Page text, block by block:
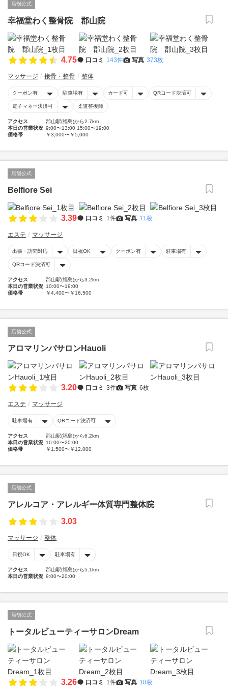
店舗公式
幸福堂わく整骨院 郡山院
4.75 口コミ 143件 写真 373枚
マッサージ 接骨・整骨 整体
クーポン有 駐車場有 カード可 QRコード決済可
電子マネー決済可 柔道整復師
アクセス
郡山駅(福島)から2.7km
本日の営業状況 9:00〜13:00 15:00〜19:00
価格帯
￥3,000〜￥5,000
店舗公式
Belfiore Sei
3.39 口コミ 1件 写真 11枚
エステ マッサージ
出張・訪問対応 日祝OK クーポン有 駐車場有
QRコード決済可
アクセス
郡山駅(福島)から3.2km
本日の営業状況 10:00〜19:00
価格帯
￥4,400〜￥16,500
店舗公式
アロマリンパサロンHauoli
3.20 口コミ 3件 写真 6枚
エステ マッサージ
駐車場有 QRコード決済可
アクセス
郡山駅(福島)から6.2km
本日の営業状況 10:00〜20:00
価格帯
￥1,500〜￥12,000
店舗公式
アレルコア・アレルギー体質専門整体院
3.03
マッサージ 整体
日祝OK 駐車場有
アクセス
郡山駅(福島)から5.1km
本日の営業状況 9:00〜20:00
店舗公式
トータルビューティーサロンDream
3.26 口コミ 1件 写真 18枚